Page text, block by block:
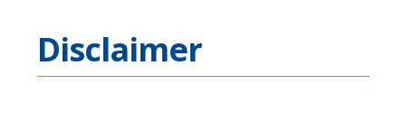
Disclaimer